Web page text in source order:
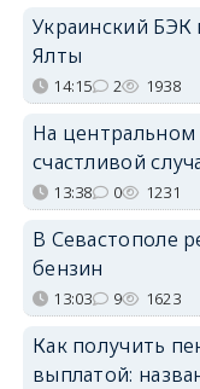
Украинский
Ялты
14:15 2 1938
На
счастливой
13:38 0 1231
В Севастополе
бензин
13:03 9 1623
Как получить
выплатой: